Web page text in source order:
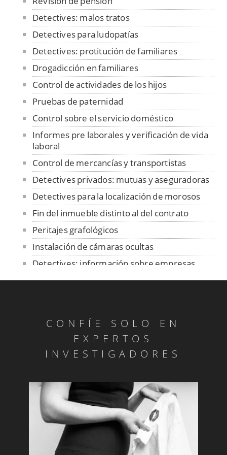
Detectives: malos tratos
Detectives para ludopatías
Detectives: protitución de familiares
Drogadicción en familiares
Control de actividades de los hijos
Pruebas de paternidad
Control sobre el servicio doméstico
Informes pre laborales y verificación de vida
laboral
Control de mercancías y transportistas
Detectives privados: mutuas y aseguradoras
Detectives para la localización de morosos
Fin del inmueble distinto al del contrato
Peritajes grafológicos
Instalación de cámaras ocultas
Detectives: información sobre empresas
Fiestas de Rivas - Vacas en la plaza
Informes de personalidad
Investigadores para descubrir competencia
deseal
Detectives: infidelidades
Detectives: custodia de hijos menores
Revisión de pensiones y otras medidas
CONFÍE SOLO EN
EXPERTOS
INVESTIGADORES